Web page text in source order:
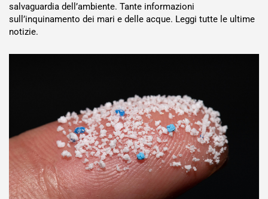
salvaguardia dell’ambiente. Tante informazioni
sull’inquinamento dei mari e delle acque. Leggi tutte le ultime
notizie.